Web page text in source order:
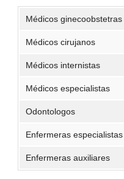
Médicos ginecoobstetras
Médicos cirujanos
Médicos internistas
Médicos especialistas
Odontologos
Enfermeras especialistas
Enfermeras auxiliares